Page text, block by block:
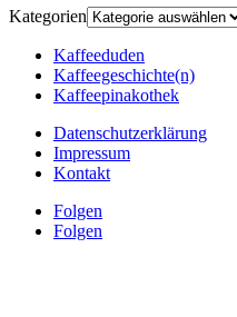
Kategorien
Kaffeeduden
Kaffeegeschichte(n)
Kaffeepinakothek
Datenschutzerklärung
Impressum
Kontakt
Folgen
Folgen